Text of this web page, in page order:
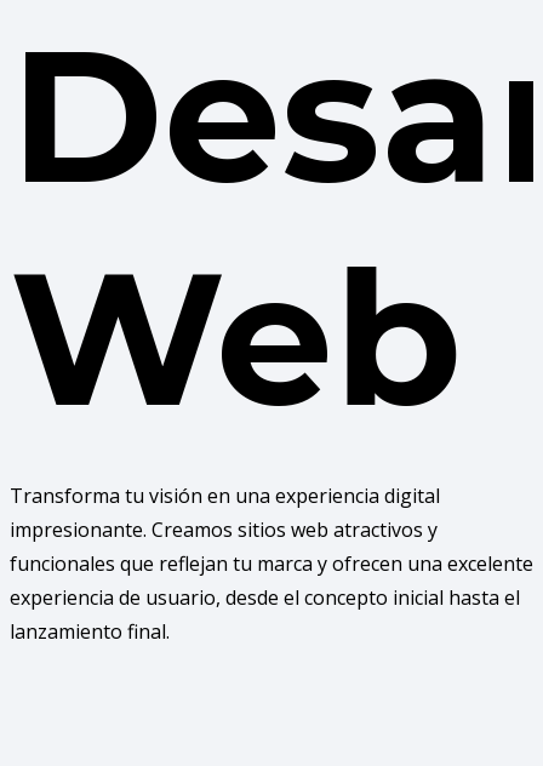
Web
Transforma tu visión en una experiencia digital
impresionante. Creamos sitios web atractivos y
funcionales que reflejan tu marca y ofrecen una excelente
experiencia de usuario, desde el concepto inicial hasta el
lanzamiento final.